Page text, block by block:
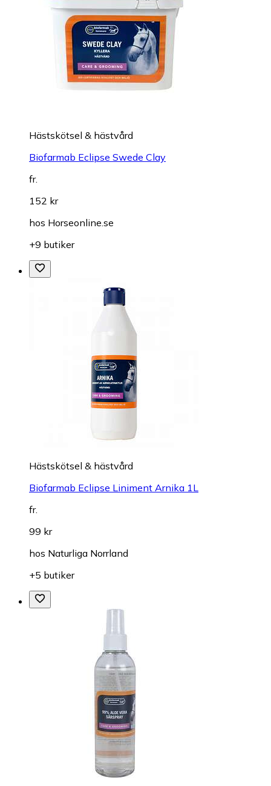
Hästskötsel & hästvård
Biofarmab Eclipse Swede Clay
fr.
152 kr
hos Horseonline.se
+9 butiker
Hästskötsel & hästvård
Biofarmab Eclipse Liniment Arnika 1L
fr.
99 kr
hos Naturliga Norrland
+5 butiker